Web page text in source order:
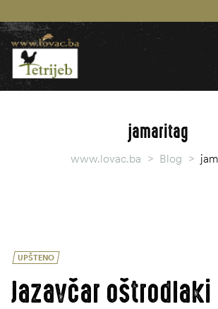
jamaritag
www.lovac.ba > Blog >
UPŠTENO
Jazavčar oštrodlaki